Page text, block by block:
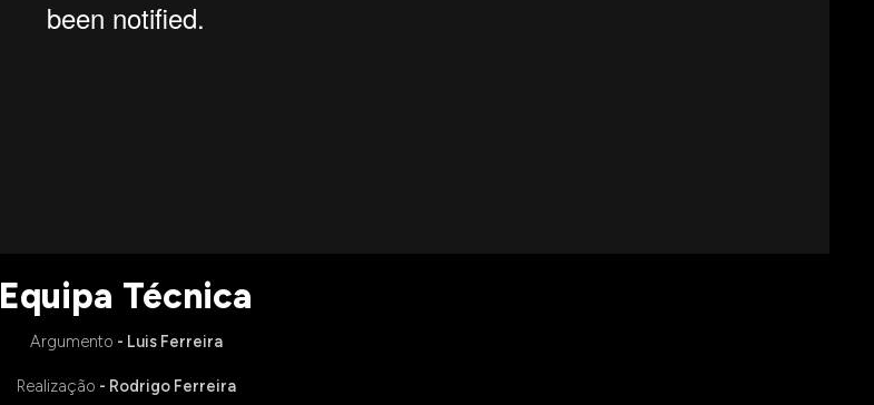
Equipa Técnica
Argumento - Luis Ferreira
Realização - Rodrigo Ferreira